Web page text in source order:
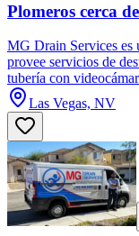
Plomeros cerca
MG Drain Services es
provee servicios de
tubería con
Las Vegas, NV